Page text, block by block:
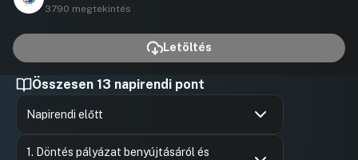
3790 megtekintés
Letöltés
Összesen 13 napirendi pont
Napirendi előtt
1. Döntés pályázat benyújtásáról és